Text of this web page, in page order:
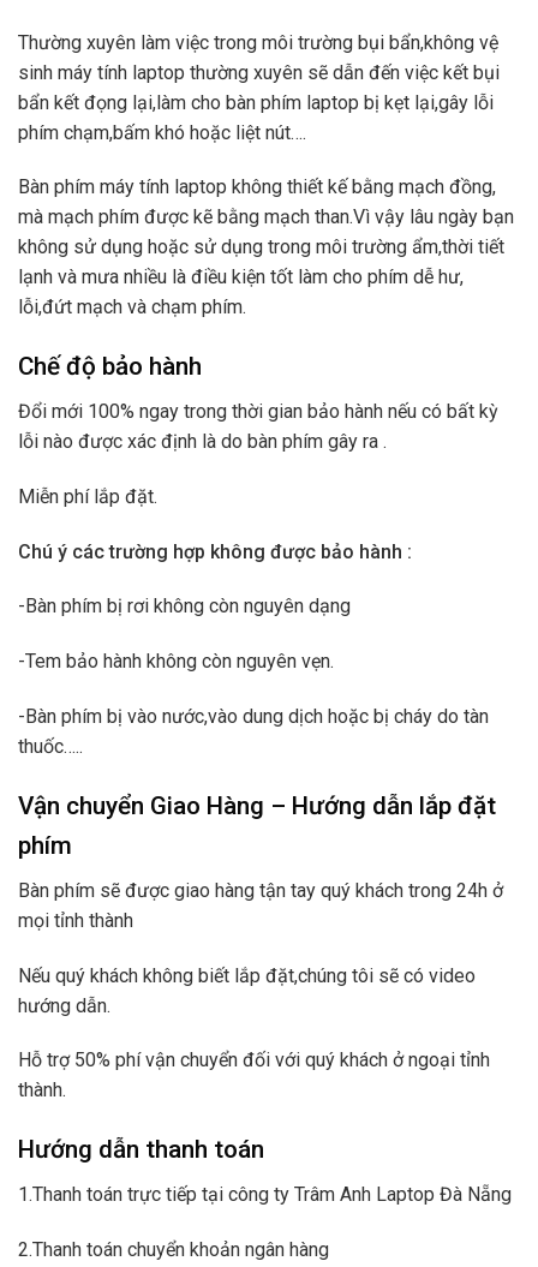
Thường xuyên làm việc trong môi trường bụi bẩn,không vệ
sinh máy tính laptop thường xuyên sẽ dẫn đến việc kết bụi
bẩn kết đọng lại,làm cho bàn phím laptop bị kẹt lại,gây lỗi
phím chạm,bấm khó hoặc liệt nút….
Bàn phím máy tính laptop không thiết kế bằng mạch đồng,
mà mạch phím được kẽ bằng mạch than.Vì vậy lâu ngày bạn
không sử dụng hoặc sử dụng trong môi trường ẩm,thời tiết
lạnh và mưa nhiều là điều kiện tốt làm cho phím dễ hư,
lỗi,đứt mạch và chạm phím.
Chế độ bảo hành
Đổi mới 100% ngay trong thời gian bảo hành nếu có bất kỳ
lỗi nào được xác định là do bàn phím gây ra .
Miễn phí lắp đặt.
Chú ý các trường hợp không được bảo hành :
-Bàn phím bị rơi không còn nguyên dạng
-Tem bảo hành không còn nguyên vẹn.
-Bàn phím bị vào nước,vào dung dịch hoặc bị cháy do tàn
thuốc…..
Vận chuyển Giao Hàng – Hướng dẫn lắp đặt
phím
Bàn phím sẽ được giao hàng tận tay quý khách trong 24h ở
mọi tỉnh thành
Nếu quý khách không biết lắp đặt,chúng tôi sẽ có video
hướng dẫn.
Hỗ trợ 50% phí vận chuyển đối với quý khách ở ngoại tỉnh
thành.
Hướng dẫn thanh toán
1.Thanh toán trực tiếp tại công ty Trâm Anh Laptop Đà Nẵng
2.Thanh toán chuyển khoản ngân hàng